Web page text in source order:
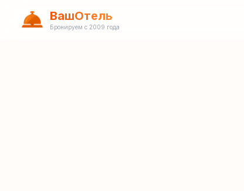
ВашОтель
Бронируем с 2009 года